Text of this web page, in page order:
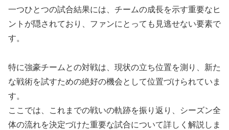
一つひとつの試合結果には、チームの成長を示す重要なヒ
ントが隠されており、ファンにとっても見逃せない要素で
す。
特に強豪チームとの対戦は、現状の立ち位置を測り、新た
な戦術を試すための絶好の機会として位置づけられていま
す。
ここでは、これまでの戦いの軌跡を振り返り、シーズン全
体の流れを決定づけた重要な試合について詳しく解説しま